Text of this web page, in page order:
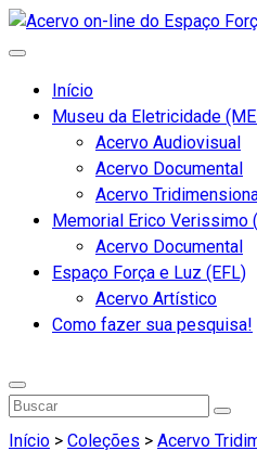
Início
Museu da Eletricidade
Acervo Audiovisual
Acervo Documental
Acervo
Memorial Erico Verissimo
Acervo Documental
Espaço Força e Luz (EFL)
Acervo Artístico
Como fazer sua pesquisa!
Início > Coleções > Acervo